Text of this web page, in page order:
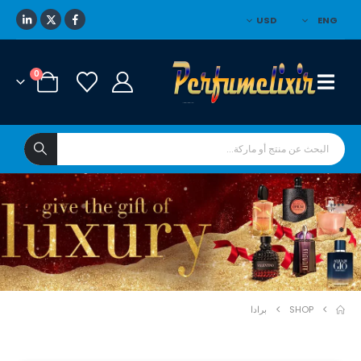
ENG
USD
0
****
*
SHOP برادا